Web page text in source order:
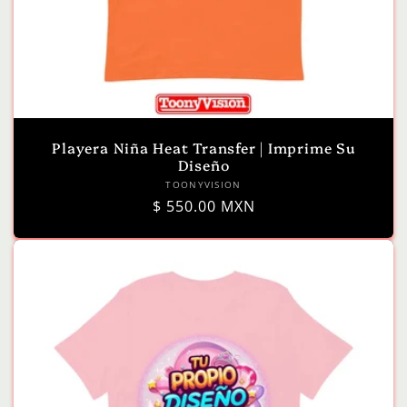
Playera Niña Heat Transfer | Imprime Su
Diseño
Proveedor:
TOONYVISION
Precio
$ 550.00 MXN